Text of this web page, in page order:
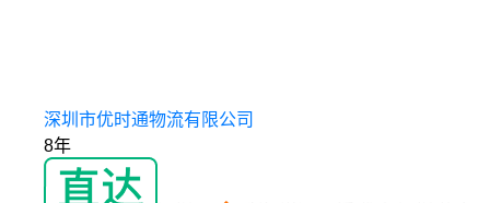
深圳市优时通物流有限公司
8年